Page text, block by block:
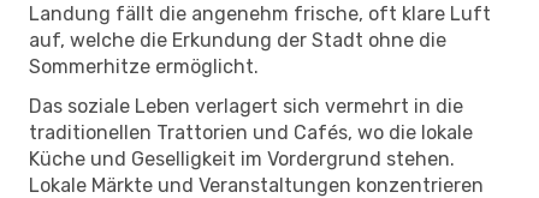
Landung fällt die angenehm frische, oft klare Luft
auf, welche die Erkundung der Stadt ohne die
Sommerhitze ermöglicht.
Das soziale Leben verlagert sich vermehrt in die
traditionellen Trattorien und Cafés, wo die lokale
Küche und Geselligkeit im Vordergrund stehen.
Lokale Märkte und Veranstaltungen konzentrieren